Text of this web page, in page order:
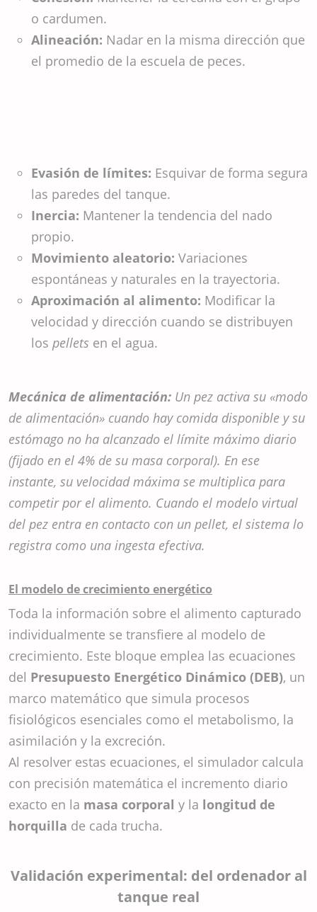
o cardumen.
Alineación: Nadar en la misma dirección que
el promedio de la escuela de peces.
Evasión de límites: Esquivar de forma segura
las paredes del tanque.
Inercia: Mantener la tendencia del nado
propio.
Movimiento aleatorio: Variaciones
espontáneas y naturales en la trayectoria.
Aproximación al alimento: Modificar la
velocidad y dirección cuando se distribuyen
los pellets en el agua.
Mecánica de alimentación: Un pez activa su «modo
de alimentación» cuando hay comida disponible y su
estómago no ha alcanzado el límite máximo diario
(fijado en el 4% de su masa corporal). En ese
instante, su velocidad máxima se multiplica para
competir por el alimento. Cuando el modelo virtual
del pez entra en contacto con un pellet, el sistema lo
registra como una ingesta efectiva.
El modelo de crecimiento energético
Toda la información sobre el alimento capturado
individualmente se transfiere al modelo de
crecimiento. Este bloque emplea las ecuaciones
del Presupuesto Energético Dinámico (DEB), un
marco matemático que simula procesos
fisiológicos esenciales como el metabolismo, la
asimilación y la excreción.
Al resolver estas ecuaciones, el simulador calcula
con precisión matemática el incremento diario
exacto en la masa corporal y la longitud de
horquilla de cada trucha.
Validación experimental: del ordenador al
tanque real